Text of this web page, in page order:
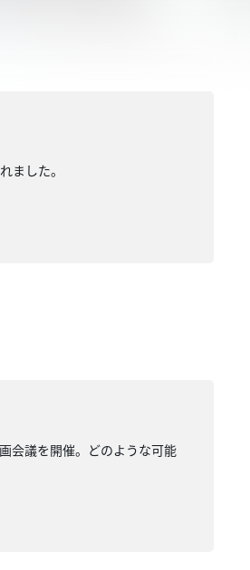
ました。
会議を開催。どのような可能